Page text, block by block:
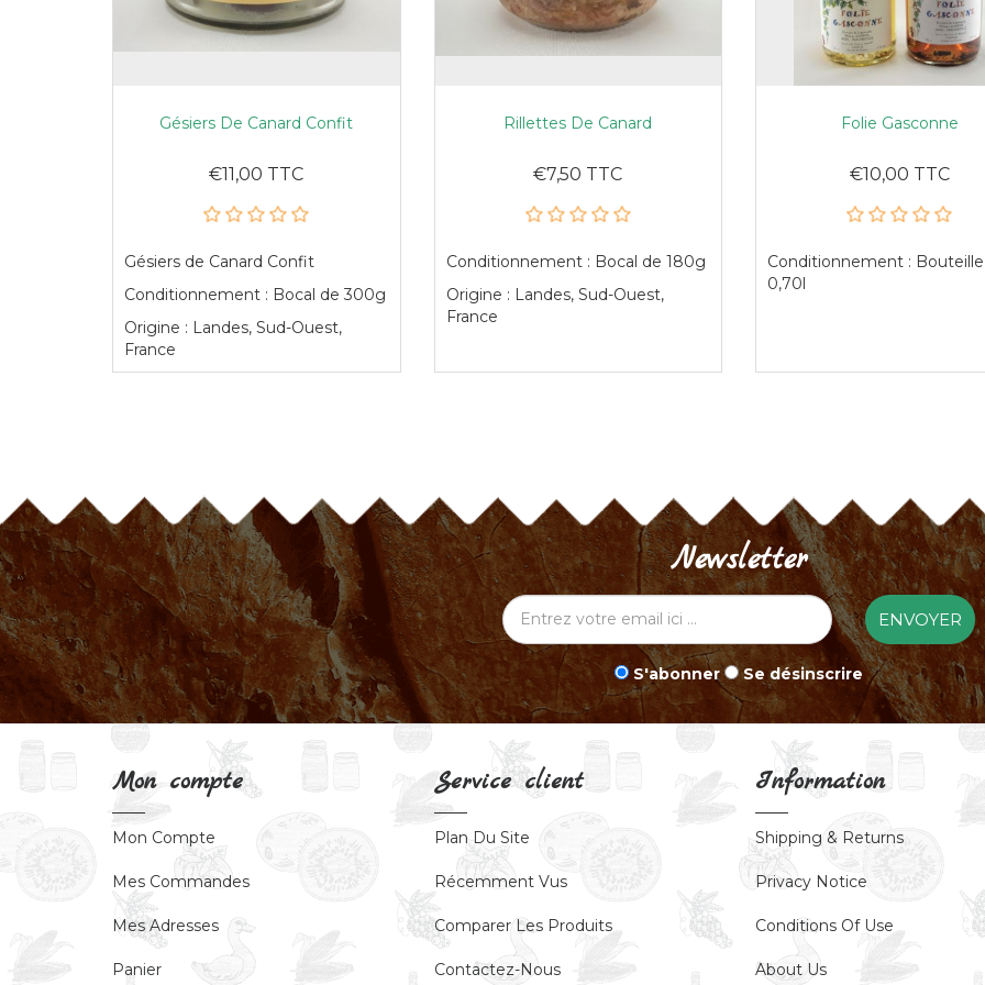
Gésiers De Canard Confit
€11,00 TTC
Gésiers de Canard Confit
Conditionnement : Bocal de 300g
Origine : Landes, Sud-Ouest,
France
Rillettes De Canard
€7,50 TTC
Conditionnement : Bocal de 180g
Origine : Landes, Sud-Ouest,
France
Folie Gasconne
€10,00 TTC
Conditionnement :
0,70l
Newsletter
ENVOYER
S'abonner Se désinscrire
Mon compte
Mon Compte
Mes Commandes
Mes Adresses
Panier
Service client
Plan Du Site
Récemment Vus
Comparer Les Produits
Contactez-Nous
Information
Shipping & Returns
Privacy Notice
Conditions Of Use
About Us